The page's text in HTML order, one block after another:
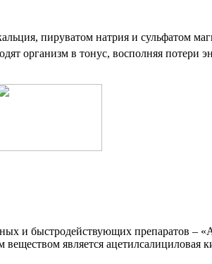
пируватом натрия и сульфатом
организм в тонус, восполняя потери
и быстродействующих препаратов –
является ацетилсалициловая